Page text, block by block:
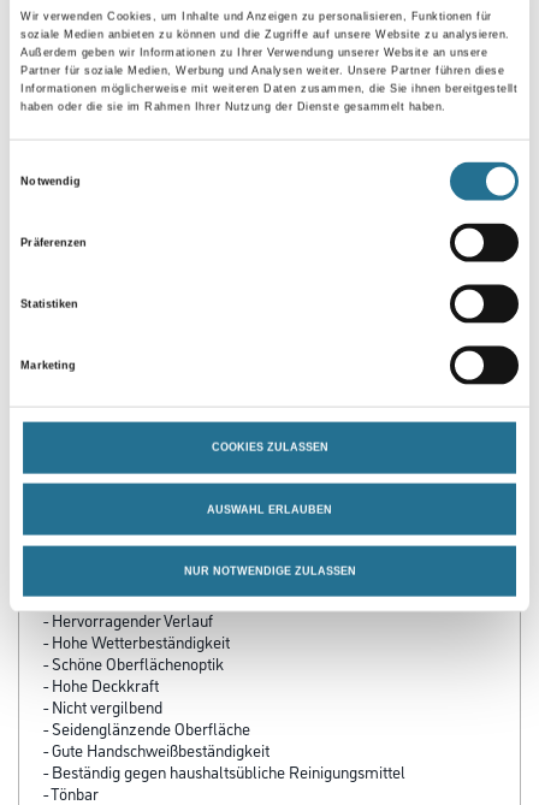
Wir verwenden Cookies, um Inhalte und Anzeigen zu personalisieren, Funktionen für
soziale Medien anbieten zu können und die Zugriffe auf unsere Website zu analysieren.
Außerdem geben wir Informationen zu Ihrer Verwendung unserer Website an unsere
Partner für soziale Medien, Werbung und Analysen weiter. Unsere Partner führen diese
Informationen möglicherweise mit weiteren Daten zusammen, die Sie ihnen bereitgestellt
haben oder die sie im Rahmen Ihrer Nutzung der Dienste gesammelt haben.
Notwendig
Präferenzen
Statistiken
Marketing
COOKIES ZULASSEN
AUSWAHL ERLAUBEN
NUR NOTWENDIGE ZULASSEN
Umrechnungsfaktoren
Zur Farbauswahl für Ihren Wunschfarbton
- Hohe Kratz und Stoßbeständigkeit
- Geruchsarm
- Diffusionsfähig
- Leichte Verarbeitung
- Hervorragender Verlauf
- Hohe Wetterbeständigkeit
- Schöne Oberflächenoptik
- Hohe Deckkraft
- Nicht vergilbend
- Seidenglänzende Oberfläche
- Gute Handschweißbeständigkeit
- Beständig gegen haushaltsübliche Reinigungsmittel
- Tönbar